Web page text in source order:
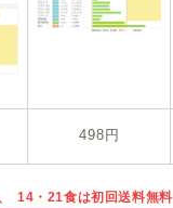
498円
14・21食は初回送料無料